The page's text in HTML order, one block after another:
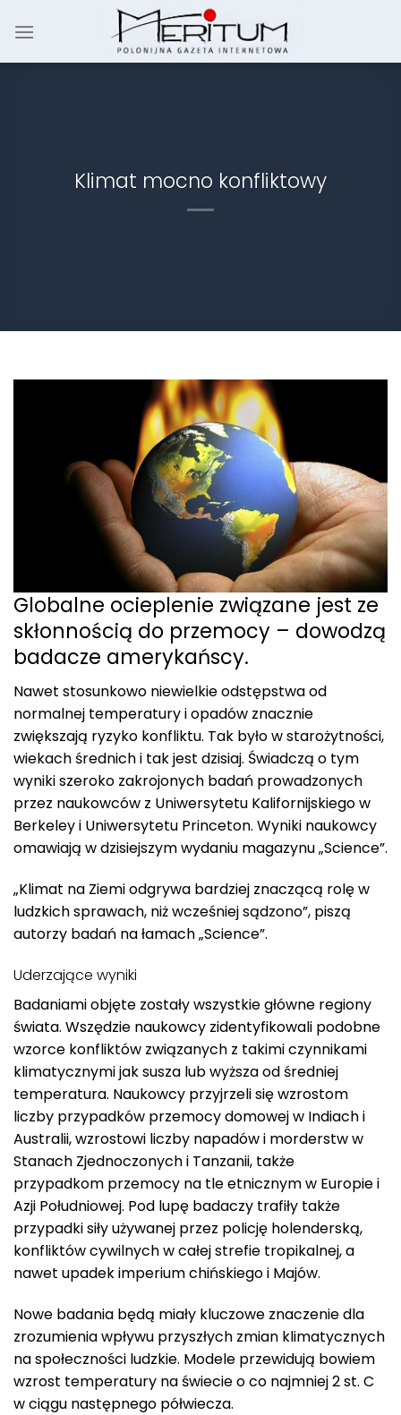
Klimat mocno konfliktowy
Globalne ocieplenie związane jest ze
skłonnością do przemocy – dowodzą
badacze amerykańscy.
Nawet stosunkowo niewielkie odstępstwa od
normalnej temperatury i opadów znacznie
zwiększają ryzyko konfliktu. Tak było w starożytności,
wiekach średnich i tak jest dzisiaj. Świadczą o tym
wyniki szeroko zakrojonych badań prowadzonych
przez naukowców z Uniwersytetu Kalifornijskiego w
Berkeley i Uniwersytetu Princeton. Wyniki naukowcy
omawiają w dzisiejszym wydaniu magazynu „Science”.
„Klimat na Ziemi odgrywa bardziej znaczącą rolę w
ludzkich sprawach, niż wcześniej sądzono”, piszą
autorzy badań na łamach „Science”.
Uderzające wyniki
Badaniami objęte zostały wszystkie główne regiony
świata. Wszędzie naukowcy zidentyfikowali podobne
wzorce konfliktów związanych z takimi czynnikami
klimatycznymi jak susza lub wyższa od średniej
temperatura. Naukowcy przyjrzeli się wzrostom
liczby przypadków przemocy domowej w Indiach i
Australii, wzrostowi liczby napadów i morderstw w
Stanach Zjednoczonych i Tanzanii, także
przypadkom przemocy na tle etnicznym w Europie i
Azji Południowej. Pod lupę badaczy trafiły także
przypadki siły używanej przez policję holenderską,
konfliktów cywilnych w całej strefie tropikalnej, a
nawet upadek imperium chińskiego i Majów.
Nowe badania będą miały kluczowe znaczenie dla
zrozumienia wpływu przyszłych zmian klimatycznych
na społeczności ludzkie. Modele przewidują bowiem
wzrost temperatury na świecie o co najmniej 2 st. C
w ciągu następnego półwiecza.